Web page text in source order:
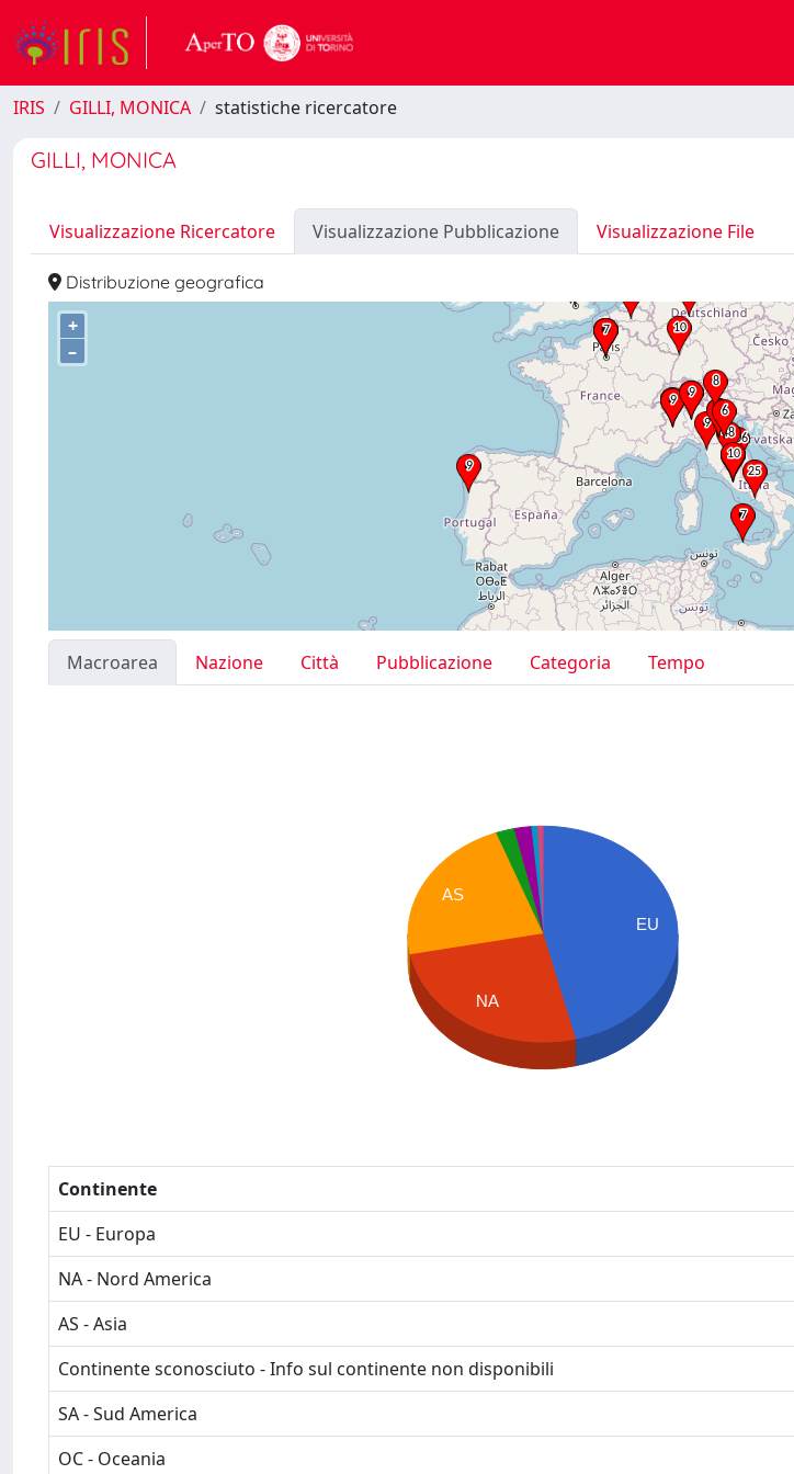
IRIS GILLI, MONICA statistiche ricercatore
GILLI, MONICA
Visualizzazione Ricercatore Visualizzazione Pubblicazione Visualizzazione File
Distribuzione geografica
+
–
Macroarea Nazione Città Pubblicazione Categoria
Tempo
EU
AS
NA
Continente
EU - Europa
NA - Nord America
AS - Asia
Continente sconosciuto - Info sul continente non disponibili
SA - Sud America
OC - Oceania